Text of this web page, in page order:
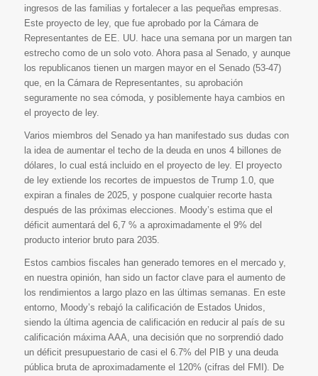
ingresos de las familias y fortalecer a las pequeñas empresas.
Este proyecto de ley, que fue aprobado por la Cámara de
Representantes de EE. UU. hace una semana por un margen tan
estrecho como de un solo voto. Ahora pasa al Senado, y aunque
los republicanos tienen un margen mayor en el Senado (53-47)
que, en la Cámara de Representantes, su aprobación
seguramente no sea cómoda, y posiblemente haya cambios en
el proyecto de ley.
Varios miembros del Senado ya han manifestado sus dudas con
la idea de aumentar el techo de la deuda en unos 4 billones de
dólares, lo cual está incluido en el proyecto de ley. El proyecto
de ley extiende los recortes de impuestos de Trump 1.0, que
expiran a finales de 2025, y pospone cualquier recorte hasta
después de las próximas elecciones. Moody’s estima que el
déficit aumentará del 6,7 % a aproximadamente el 9% del
producto interior bruto para 2035.
Estos cambios fiscales han generado temores en el mercado y,
en nuestra opinión, han sido un factor clave para el aumento de
los rendimientos a largo plazo en las últimas semanas. En este
entorno, Moody’s rebajó la calificación de Estados Unidos,
siendo la última agencia de calificación en reducir al país de su
calificación máxima AAA, una decisión que no sorprendió dado
un déficit presupuestario de casi el 6.7% del PIB y una deuda
pública bruta de aproximadamente el 120% (cifras del FMI). De